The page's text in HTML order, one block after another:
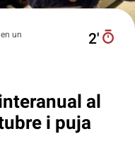
un
2′
al
i puja